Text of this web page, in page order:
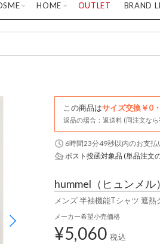
HOME OUTLET BRAND
この商品はサイズ交換￥0
返品の場合：返送料 (同注文な
6時間23分49秒以内のお支払
ポスト投函対象品 (単品注文
hummel （ヒュンメル）
メンズ 半袖機能Tシャツ 遮
メーカー希望小売価格
¥5,060 税込